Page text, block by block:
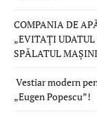
COMPANIA DE
„EVITAȚI
SPĂLATUL
Vestiar modern
„Eugen Popescu”!